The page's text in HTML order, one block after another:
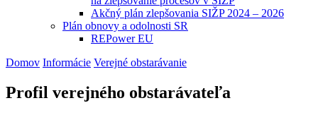
Akčný plán zlepšovania SIŽP 2024 – 2026
Plán obnovy a odolnosti SR
REPower EU
Domov Informácie Verejné obstarávanie
Profil verejného obstarávateľa